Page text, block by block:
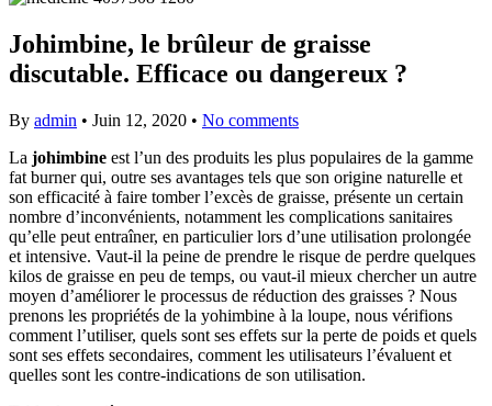
Johimbine, le brûleur de graisse
discutable. Efficace ou dangereux ?
By admin • Juin 12, 2020 • No comments
La johimbine est l’un des produits les plus populaires de la gamme
fat burner qui, outre ses avantages tels que son origine naturelle et
son efficacité à faire tomber l’excès de graisse, présente un certain
nombre d’inconvénients, notamment les complications sanitaires
qu’elle peut entraîner, en particulier lors d’une utilisation prolongée
et intensive. Vaut-il la peine de prendre le risque de perdre quelques
kilos de graisse en peu de temps, ou vaut-il mieux chercher un autre
moyen d’améliorer le processus de réduction des graisses ? Nous
prenons les propriétés de la yohimbine à la loupe, nous vérifions
comment l’utiliser, quels sont ses effets sur la perte de poids et quels
sont ses effets secondaires, comment les utilisateurs l’évaluent et
quelles sont les contre-indications de son utilisation.